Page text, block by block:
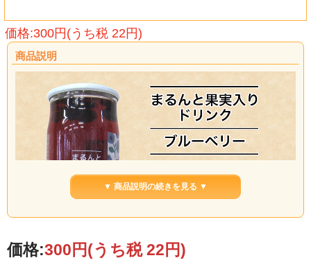
価格:300円(うち税 22円)
商品説明
▼ 商品説明の続きを見る ▼
価格:300円(うち税 22円)